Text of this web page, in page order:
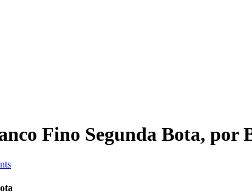
Fino Segunda Bota, por